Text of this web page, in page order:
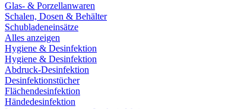
Glas- & Porzellanwaren
Schalen, Dosen & Behälter
Schubladeneinsätze
Alles anzeigen
Hygiene & Desinfektion
Hygiene & Desinfektion
Abdruck-Desinfektion
Desinfektionstücher
Flächendesinfektion
Händedesinfektion